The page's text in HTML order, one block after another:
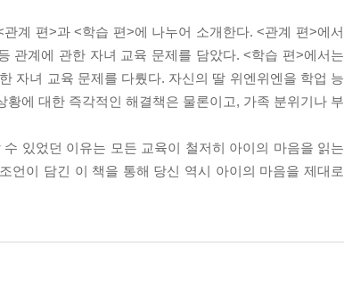
계 편>과 <학습 편>에 나누어 소개한다. <관계 편>에서
관계에 관한 자녀 교육 문제를 담았다. <학습 편>에서는
자녀 교육 문제를 다뤘다. 자신의 딸 위엔위엔을 학업 능
에 대한 즉각적인 해결책은 물론이고, 가족 분위기나 부
있었던 이유는 모든 교육이 철저히 아이의 마음을 읽는
언이 담긴 이 책을 통해 당신 역시 아이의 마음을 제대로